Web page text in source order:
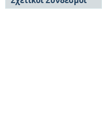
Θέματα
Συχνές Ερωτήσεις